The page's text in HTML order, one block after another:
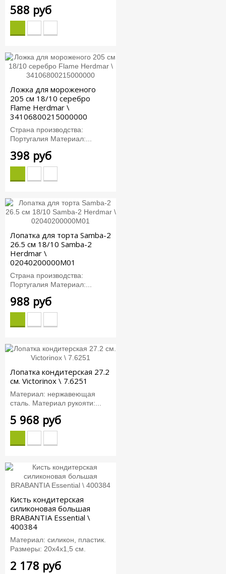
588 руб
Ложка для мороженого
205 см 18/10 серебро
Flame Herdmar \
34106800215000000
Страна производства:
Португалия Материал:...
398 руб
Лопатка для торта Samba-2
26.5 см 18/10 Samba-2
Herdmar \
02040200000M01
Страна производства:
Португалия Материал:...
988 руб
Лопатка кондитерская 27.2
см. Victorinox \ 7.6251
Материал: нержавеющая
сталь. Материал рукояти:...
5 968 руб
Кисть кондитерская
силиконовая большая
BRABANTIA Essential \
400384
Материал: силикон, пластик.
Размеры: 20х4х1,5 см.
2 178 руб